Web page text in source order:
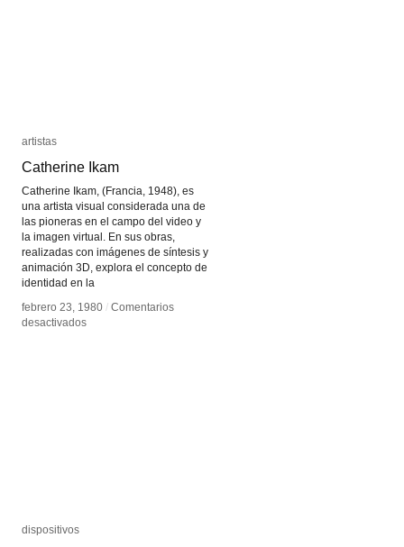
artistas
Catherine Ikam
Catherine Ikam, (Francia, 1948), es
una artista visual considerada una de
las pioneras en el campo del video y
la imagen virtual. En sus obras,
realizadas con imágenes de síntesis y
animación 3D, explora el concepto de
identidad en la
febrero 23, 1980 / Comentarios
desactivadosen
artistas
Catherine Ikam
febrero 23, 1980 / Comentarios
desactivadosen
dispositivos
dispositivos